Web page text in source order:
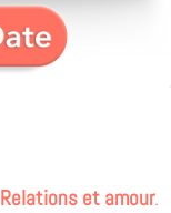
Relations et amour.